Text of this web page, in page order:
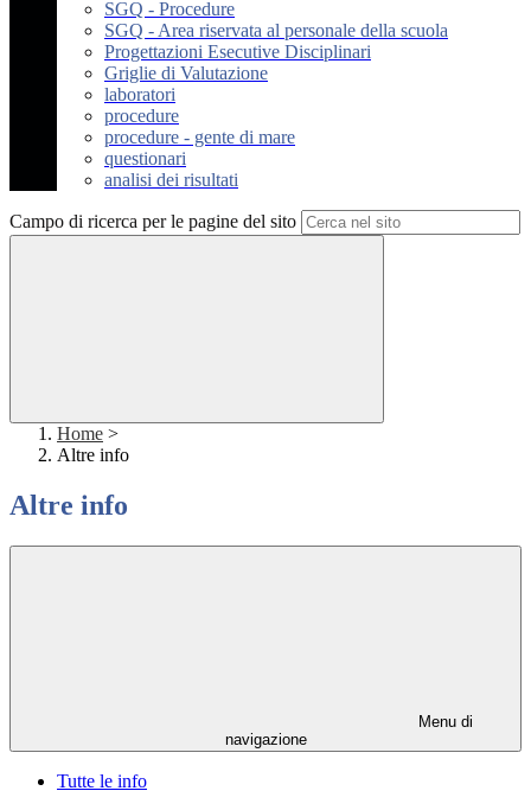
SGQ - Procedure
SGQ - Area riservata al personale della scuola
Progettazioni Esecutive Disciplinari
Griglie di Valutazione
laboratori
procedure
procedure - gente di mare
questionari
analisi dei risultati
Campo di ricerca per le pagine del sito
Home >
Altre info
Altre info
Menu di
navigazione
Tutte le info